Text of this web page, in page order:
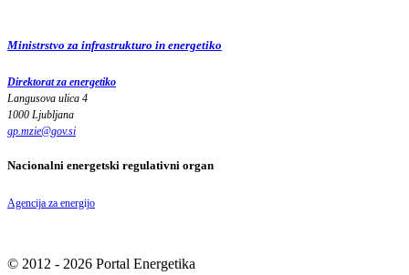
Ministrstvo za infrastrukturo in energetiko
Direktorat za energetiko
Langusova ulica 4
1000 Ljubljana
gp.mzie@gov.si
Nacionalni energetski regulativni organ
Agencija za energijo
© 2012 - 2026 Portal Energetika